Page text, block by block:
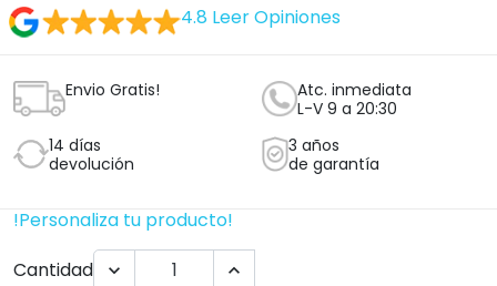
4.8 Leer Opiniones
Envio Gratis!
Atc. inmediata
L-V 9 a 20:30
14 días
devolución
3 años
de garantía
!Personaliza tu producto!
Cantidad
 